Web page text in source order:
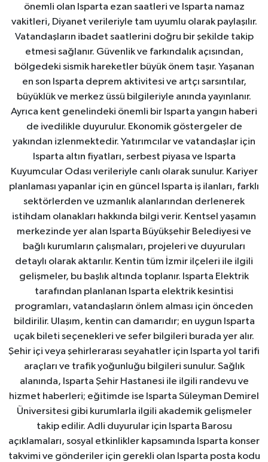
önemli olan Isparta ezan saatleri ve Isparta namaz
vakitleri, Diyanet verileriyle tam uyumlu olarak paylaşılır.
Vatandaşların ibadet saatlerini doğru bir şekilde takip
etmesi sağlanır. Güvenlik ve farkındalık açısından,
bölgedeki sismik hareketler büyük önem taşır. Yaşanan
en son Isparta deprem aktivitesi ve artçı sarsıntılar,
büyüklük ve merkez üssü bilgileriyle anında yayınlanır.
Ayrıca kent genelindeki önemli bir Isparta yangın haberi
de ivedilikle duyurulur. Ekonomik göstergeler de
yakından izlenmektedir. Yatırımcılar ve vatandaşlar için
Isparta altın fiyatları, serbest piyasa ve Isparta
Kuyumcular Odası verileriyle canlı olarak sunulur. Kariyer
planlaması yapanlar için en güncel Isparta iş ilanları, farklı
sektörlerden ve uzmanlık alanlarından derlenerek
istihdam olanakları hakkında bilgi verir. Kentsel yaşamın
merkezinde yer alan Isparta Büyükşehir Belediyesi ve
bağlı kurumların çalışmaları, projeleri ve duyuruları
detaylı olarak aktarılır. Kentin tüm İzmir ilçeleri ile ilgili
gelişmeler, bu başlık altında toplanır. Isparta Elektrik
tarafından planlanan Isparta elektrik kesintisi
programları, vatandaşların önlem alması için önceden
bildirilir. Ulaşım, kentin can damarıdır; en uygun Isparta
uçak bileti seçenekleri ve sefer bilgileri burada yer alır.
Şehir içi veya şehirlerarası seyahatler için Isparta yol tarifi
araçları ve trafik yoğunluğu bilgileri sunulur. Sağlık
alanında, Isparta Şehir Hastanesi ile ilgili randevu ve
hizmet haberleri; eğitimde ise Isparta Süleyman Demirel
Üniversitesi gibi kurumlarla ilgili akademik gelişmeler
takip edilir. Adli duyurular için Isparta Barosu
açıklamaları, sosyal etkinlikler kapsamında Isparta konser
takvimi ve gönderiler için gerekli olan Isparta posta kodu